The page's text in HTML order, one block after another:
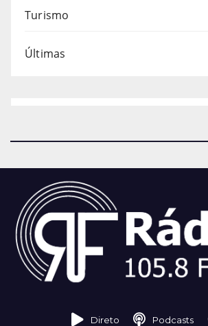
Turismo
Últimas
Direto Podcasts